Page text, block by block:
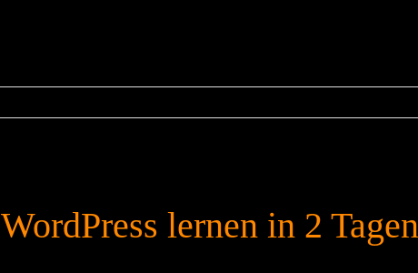
WordPress lernen in 2 Tagen